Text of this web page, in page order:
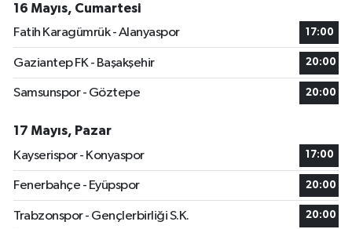
16 Mayıs, Cumartesi
Fatih Karagümrük - Alanyaspor
17:00
Gaziantep FK - Başakşehir 20:00
Samsunspor - Göztepe 20:00
17 Mayıs, Pazar
Kayserispor - Konyaspor
17:00
Fenerbahçe - Eyüpspor 20:00
Trabzonspor - Gençlerbirliği S.K. 20:00